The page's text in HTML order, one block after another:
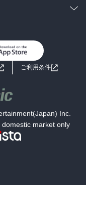
けラノベ
合わせ
ご利用条件
Inc.
market only